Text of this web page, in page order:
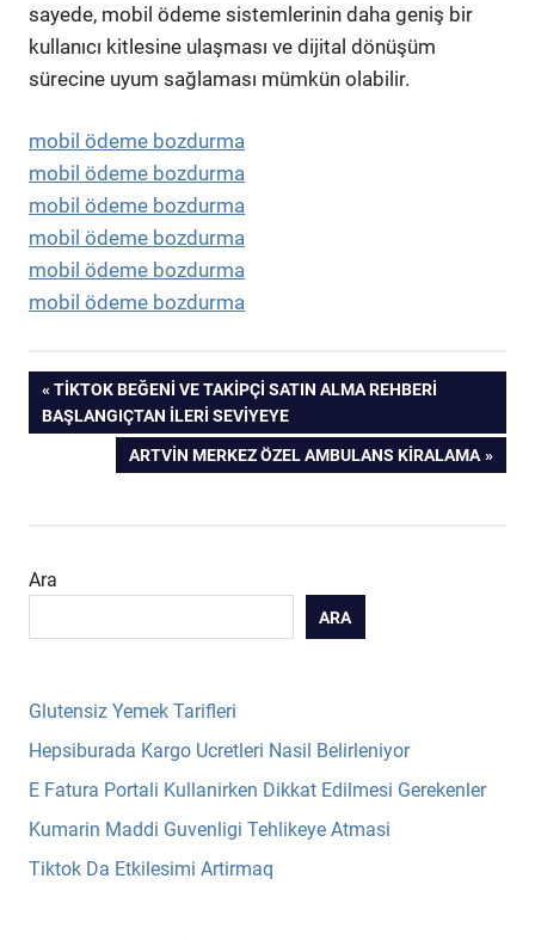
sayede, mobil ödeme sistemlerinin daha geniş bir
kullanıcı kitlesine ulaşması ve dijital dönüşüm
sürecine uyum sağlaması mümkün olabilir.
mobil ödeme bozdurma
mobil ödeme bozdurma
mobil ödeme bozdurma
mobil ödeme bozdurma
mobil ödeme bozdurma
mobil ödeme bozdurma
Yazı
gezinmesi
PREVIOUS
POST:
TIKTOK BEĞENI VE TAKIPÇI SATIN ALMA REHBERI
BAŞLANGIÇTAN İLERI SEVIYEYE
NEXT
ARTVIN MERKEZ ÖZEL AMBULANS KIRALAMA
Ara
ARA
Glutensiz Yemek Tarifleri
Hepsiburada Kargo Ucretleri Nasil Belirleniyor
E Fatura Portali Kullanirken Dikkat Edilmesi Gerekenler
Kumarin Maddi Guvenligi Tehlikeye Atmasi
Tiktok Da Etkilesimi Artirmaq